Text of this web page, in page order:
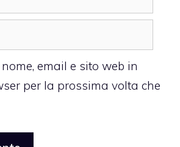
email e sito web in
per la prossima volta che